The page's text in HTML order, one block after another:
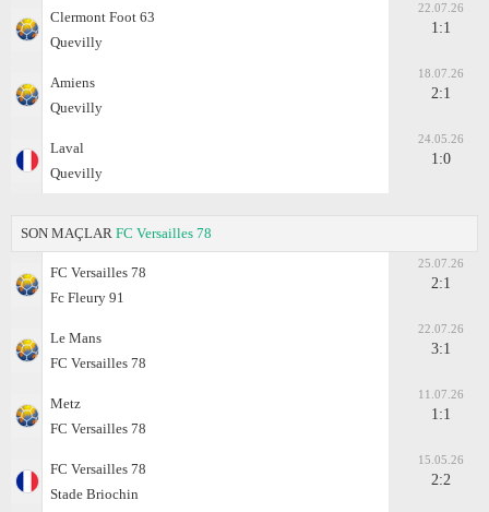
Clermont Foot 63
Quevilly
22.07.26
1:1
Amiens
Quevilly
18.07.26
2:1
Laval
Quevilly
24.05.26
1:0
SON MAÇLAR FC Versailles 78
FC Versailles 78
Fc Fleury 91
25.07.26
2:1
Le Mans
FC Versailles 78
22.07.26
3:1
Metz
FC Versailles 78
11.07.26
1:1
FC Versailles 78
Stade Briochin
15.05.26
2:2